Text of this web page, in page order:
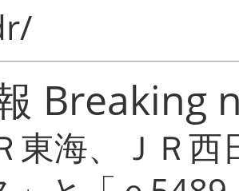
Breaking
東海、ＪＲ